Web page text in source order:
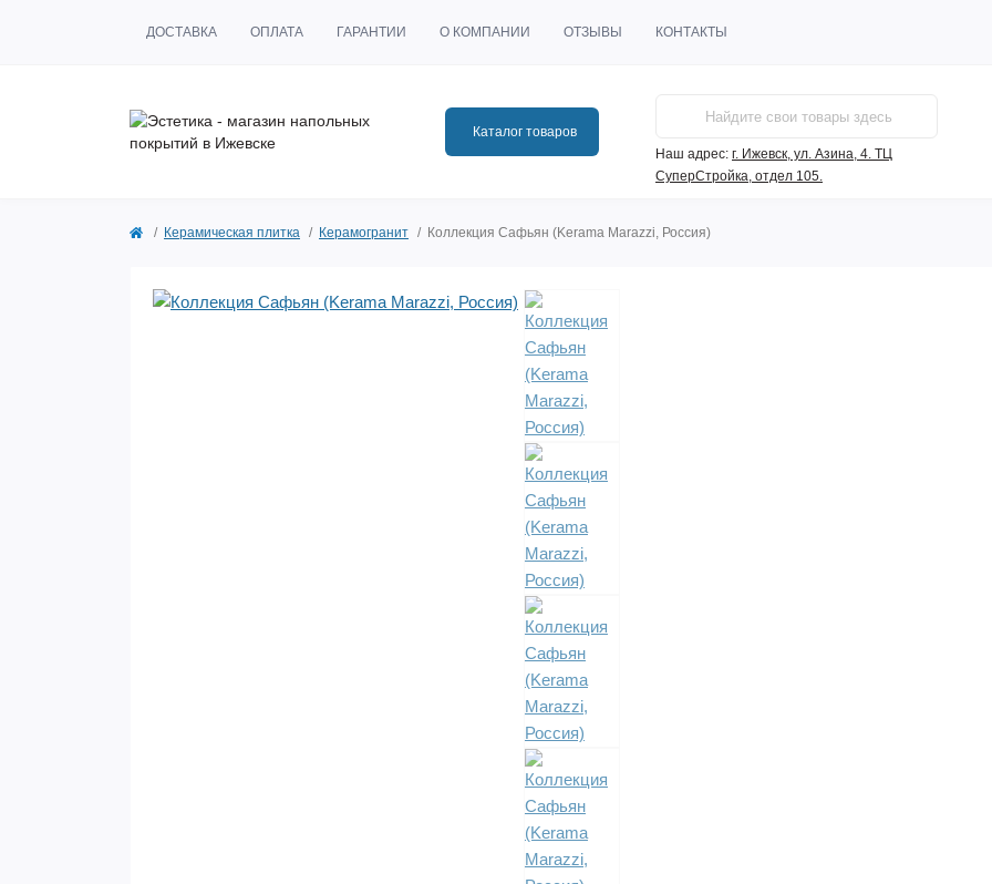
ДОСТАВКА ОПЛАТА ГАРАНТИИ О КОМПАНИИ ОТЗЫВЫ КОНТАКТЫ
Каталог товаров
Наш адрес: г. Ижевск, ул. Азина, 4. ТЦ
СуперСтройка, отдел 105.
Керамическая плитка Керамогранит Коллекция Сафьян (Kerama Marazzi, Россия)